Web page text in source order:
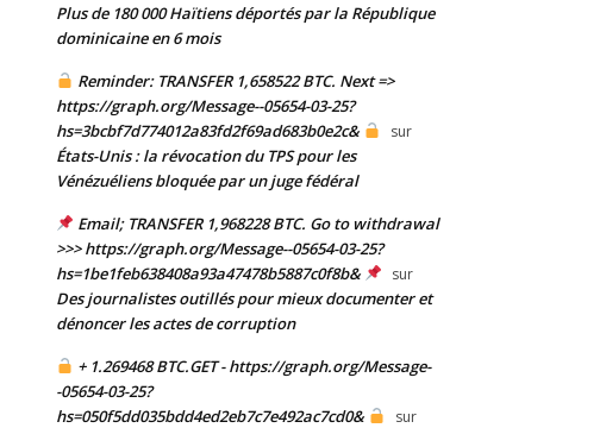
Plus de 180 000 Haïtiens déportés par la République
dominicaine en 6 mois
Reminder: TRANSFER 1,658522 BTC. Next =>
https://graph.org/Message--05654-03-25?
hs=3bcbf7d774012a83fd2f69ad683b0e2c&
sur
États-Unis : la révocation du TPS pour les
Vénézuéliens bloquée par un juge fédéral
Email; TRANSFER 1,968228 BTC. Go to withdrawal
>>> https://graph.org/Message--05654-03-25?
hs=1be1feb638408a93a47478b5887c0f8b&
sur
Des journalistes outillés pour mieux documenter et
dénoncer les actes de corruption
+ 1.269468 BTC.GET - https://graph.org/Message-
-05654-03-25?
hs=050f5dd035bdd4ed2eb7c7e492ac7cd0&
sur